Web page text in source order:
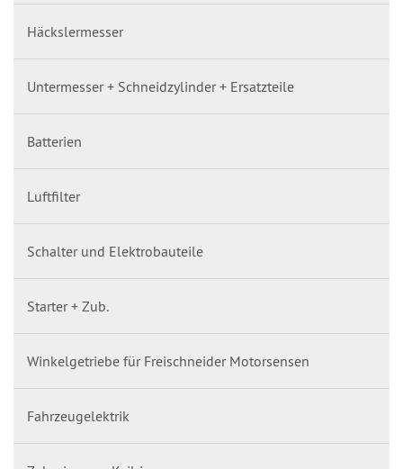
Häckslermesser
Untermesser + Schneidzylinder + Ersatzteile
Batterien
Luftfilter
Schalter und Elektrobauteile
Starter + Zub.
Winkelgetriebe für Freischneider Motorsensen
Fahrzeugelektrik